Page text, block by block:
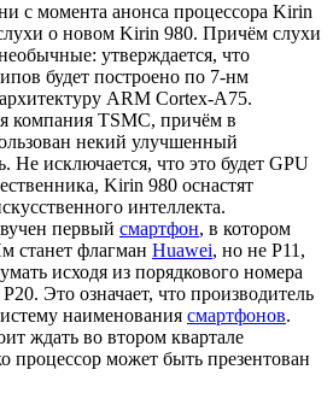
с момента анонса процессора Kirin
о новом Kirin 980. Причём слухи
утверждается, что
будет построено по 7-нм
ARM Cortex-A75.
компания TSMC, причём в
некий улучшенный
Не исключается, что это будет GPU
Kirin 980 оснастят
интеллекта.
первый смартфон, в котором
станет флагман Huawei, но не P11,
исходя из порядкового номера
Это означает, что производитель
наименования смартфонов.
ждать во втором квартале
процессор может быть презентован